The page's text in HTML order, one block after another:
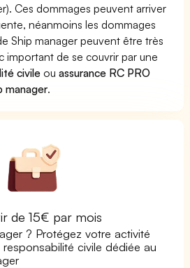
Ces dommages peuvent arriver
néanmoins les dommages
Ship manager peuvent être très
important de se couvrir par une
civile ouassurance RC PRO
manager.
de 15€ par mois
? Protégez votre activité
civile dédiée au